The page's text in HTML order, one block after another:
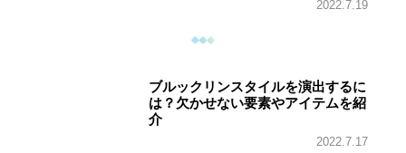
2022.7.19
ブルックリンスタイルを演出するに
は？欠かせない要素やアイテムを紹
介
2022.7.17